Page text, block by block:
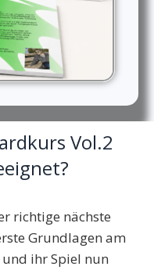
Vol.2
richtige nächste
Grundlagen am
ihr Spiel nun